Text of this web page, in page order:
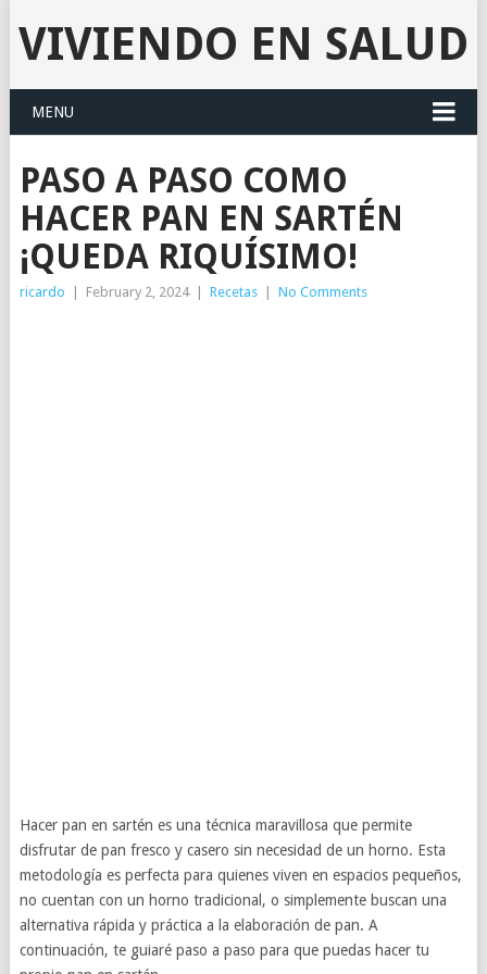
VIVIENDO EN SALUD
MENU
PASO A PASO COMO
HACER PAN EN SARTÉN
¡QUEDA RIQUÍSIMO!
ricardo February 2, 2024 Recetas No Comments
Hacer pan en sartén es una técnica maravillosa que permite
disfrutar de pan fresco y casero sin necesidad de un horno. Esta
metodología es perfecta para quienes viven en espacios pequeños,
no cuentan con un horno tradicional, o simplemente buscan una
alternativa rápida y práctica a la elaboración de pan. A
continuación, te guiaré paso a paso para que puedas hacer tu